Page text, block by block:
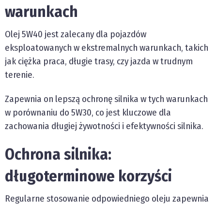
warunkach
Olej 5W40 jest zalecany dla pojazdów
eksploatowanych w ekstremalnych warunkach, takich
jak ciężka praca, długie trasy, czy jazda w trudnym
terenie.
Zapewnia on lepszą ochronę silnika w tych warunkach
w porównaniu do 5W30, co jest kluczowe dla
zachowania długiej żywotności i efektywności silnika.
Ochrona silnika:
długoterminowe korzyści
Regularne stosowanie odpowiedniego oleju zapewnia